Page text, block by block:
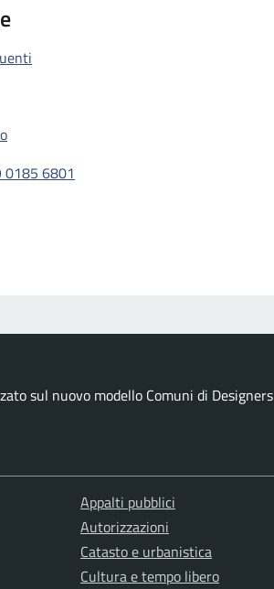
0185 6801
sul nuovo modello Comuni di
Appalti pubblici
Autorizzazioni
Catasto e urbanistica
Cultura e tempo libero